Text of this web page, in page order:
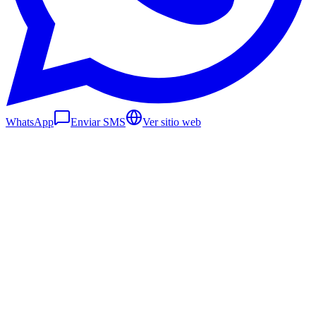
WhatsApp Enviar SMS Ver sitio web